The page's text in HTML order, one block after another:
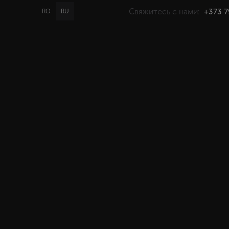
RO RU Свяжитесь с нами: +373